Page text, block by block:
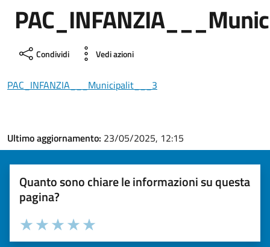
Condividi Vedi azioni
PAC_INFANZIA___Municipalit___3
Ultimo aggiornamento: 23/05/2025, 12:15
Quanto sono chiare le informazioni su questa
pagina?
Valuta la chiarezza delle informazioni (da 1 a 5 stelle)
Seleziona il numero di stelle per valutare la chiarezza delle
Valuta 5 stelle su 5
Valuta 4 stelle su 5
Valuta 3 stelle su 5
Valuta 2 stelle su 5
Valuta 1 stelle su 5